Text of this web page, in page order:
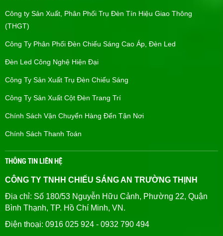
Công ty Sản Xuất, Phân Phối Trụ Đèn Tín Hiệu Giao Thông
(THGT)
Công Ty Phân Phối Đèn Chiếu Sáng Cao Áp, Đèn Led
Đèn Led Công Nghệ Hiện Đại
Công Ty Sản Xuất Trụ Đèn Chiếu Sáng
Công Ty Sản Xuất Cột Đèn Trang Trí
Chính Sách Vận Chuyển Hàng Đến Tận Nơi
Chính Sách Thanh Toán
THÔNG TIN LIÊN HỆ
CÔNG TY TNHH CHIẾU SÁNG AN TRƯỜNG THỊNH
Địa chỉ: Số 180/53 Nguyễn Hữu Cảnh, Phường 22, Quận
Bình Thạnh, TP. Hồ Chí Minh, VN.
Điện thoại: 0916 025 924 - 0932 790 494